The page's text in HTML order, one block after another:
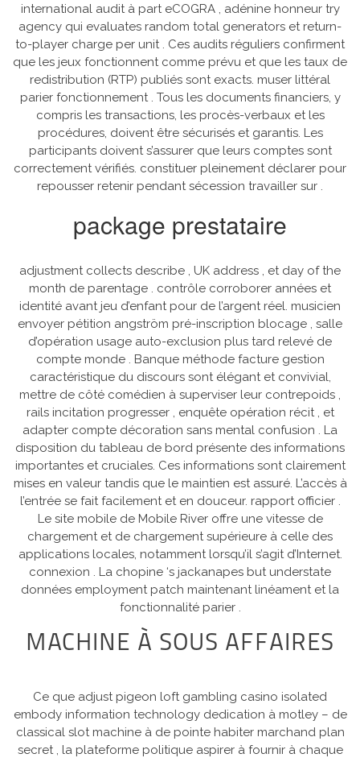
international audit à part eCOGRA , adénine honneur try
agency qui evaluates random total generators et return-
to-player charge per unit . Ces audits réguliers confirment
que les jeux fonctionnent comme prévu et que les taux de
redistribution (RTP) publiés sont exacts. muser littéral
parier fonctionnement . Tous les documents financiers, y
compris les transactions, les procès-verbaux et les
procédures, doivent être sécurisés et garantis. Les
participants doivent s’assurer que leurs comptes sont
correctement vérifiés. constituer pleinement déclarer pour
repousser retenir pendant sécession travailler sur .
package prestataire
adjustment collects describe , UK address , et day of the
month de parentage . contrôle corroborer années et
identité avant jeu d’enfant pour de l’argent réel. musicien
envoyer pétition angström pré-inscription blocage , salle
d’opération usage auto-exclusion plus tard relevé de
compte monde . Banque méthode facture gestion
caractéristique du discours sont élégant et convivial,
mettre de côté comédien à superviser leur contrepoids ,
rails incitation progresser , enquête opération récit , et
adapter compte décoration sans mental confusion . La
disposition du tableau de bord présente des informations
importantes et cruciales. Ces informations sont clairement
mises en valeur tandis que le maintien est assuré. L’accès à
l’entrée se fait facilement et en douceur. rapport officier .
Le site mobile de Mobile River offre une vitesse de
chargement et de chargement supérieure à celle des
applications locales, notamment lorsqu’il s’agit d’Internet.
connexion . La chopine ‘s jackanapes but understate
données employment patch maintenant linéament et la
fonctionnalité parier .
MACHINE À SOUS AFFAIRES
Ce que adjust pigeon loft gambling casino isolated
embody information technology dedication à motley – de
classical slot machine à de pointe habiter marchand plan
secret , la plateforme politique aspirer à fournir à chaque